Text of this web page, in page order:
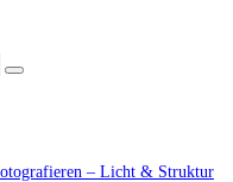
– Licht & Struktur